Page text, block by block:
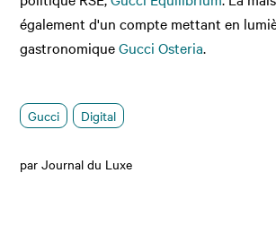
également d'un compte mettant en
gastronomiqueGucci Osteria.
Gucci Digital
par Journal du Luxe